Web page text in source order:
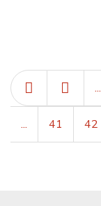
...
... 41 42